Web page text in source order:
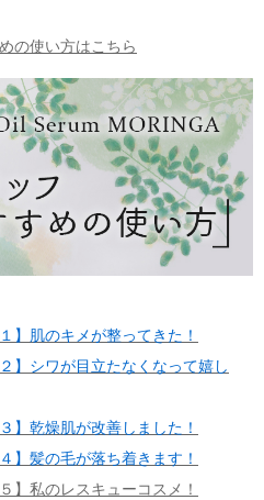
の使い方はこちら
】肌のキメが整ってきた！
】シワが目立たなくなって嬉し
】乾燥肌が改善しました！
】髪の毛が落ち着きます！
】私のレスキューコスメ！